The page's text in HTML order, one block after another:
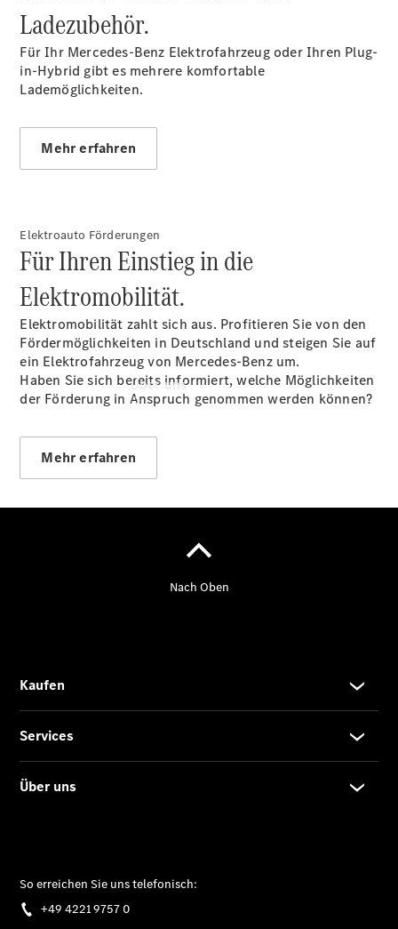
Rückrufe &
Umrüstungen
Warnung: Betrug
beim
Gebrauchtwagenkauf
Reisemobile
Gebrauchtwagensuche
Über uns
Kontaktformular
Ladezubehör.
Für Ihr Mercedes-Benz Elektrofahrzeug oder Ihren Plug-
in-Hybrid gibt es mehrere komfortable
Lademöglichkeiten.
Mehr erfahren
Elektroauto Förderungen
Für Ihren Einstieg in die
Elektromobilität.
Elektromobilität zahlt sich aus. Profitieren Sie von den
Fördermöglichkeiten in Deutschland und steigen Sie auf
ein Elektrofahrzeug von Mercedes-Benz um.
Haben Sie sich bereits informiert, welche Möglichkeiten
der Förderung in Anspruch genommen werden können?
Mehr erfahren